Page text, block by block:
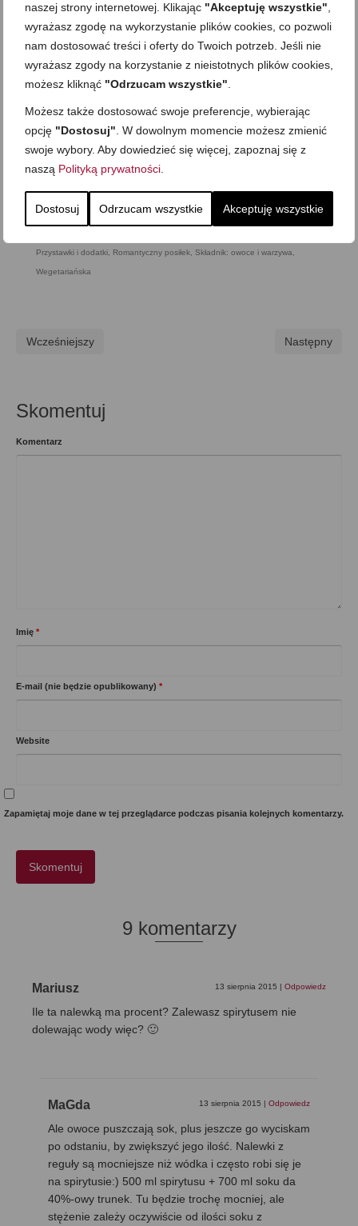
naszej strony internetowej. Klikając "Akceptuję wszystkie"
wyrażasz zgodę na wykorzystanie plików cookies, co pozwoli
nam dostosować treści i oferty do Twoich potrzeb. Jeśli nie
wyrażasz zgody na korzystanie z nieistotnych plików cookies,
możesz kliknąć "Odrzucam wszystkie"
Możesz także dostosować swoje preferencje, wybierając
opcję "Dostosuj" . W dowolnym momencie możesz zmienić
swoje wybory. Aby dowiedzieć się więcej, zapoznaj się z
naszą Polityką prywatności
Dostosuj Odrzucam wszystkie Akceptuję wszystkie
Bez nabiału i jajek,Bezglutenowa,Bezmleczna ,Do kawy czy herbaty,
Przystawki i dodatki Romantyczny posiłek Składnik: owoce i warzywa
Wegetariańska
Wcześniejszy Następny
Skomentuj
Komentarz
Imię *
E-mail (nie będzie opublikowany) *
Website
Zapamiętaj moje dane w tej przeglądarce podczas pisania kolejnych komentarzy.
9 komentarzy
Mariusz 13 sierpnia 2015 | Odpowiedz
Ile ta nalewką ma procent? Zalewasz spirytusem nie
dolewając wody więc? 🙂
MaGda 13 sierpnia 2015 | Odpowiedz
Ale owoce puszczają sok, plus jeszcze go wyciskam
po odstaniu, by zwiększyć jego ilość. Nalewki z
reguły są mocniejsze niż wódka i często robi się je
na spirytusie:) 500 ml spirytusu + 700 ml soku da
40%-owy trunek. Tu będzie trochę mocniej, ale
stężenie zależy oczywiście od ilości soku z